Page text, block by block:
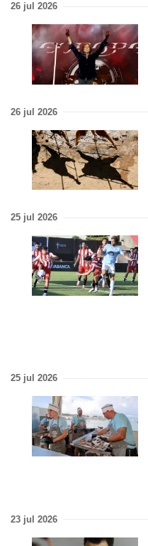
26 jul 2026
26 jul 2026
25 jul 2026
25 jul 2026
23 jul 2026